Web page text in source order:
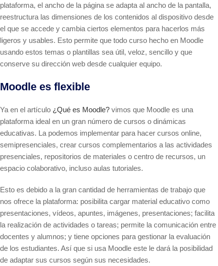
plataforma, el ancho de la página se adapta al ancho de la pantalla,
reestructura las dimensiones de los contenidos al dispositivo desde
el que se accede y cambia ciertos elementos para hacerlos más
ligeros y usables. Esto permite que todo curso hecho en Moodle
usando estos temas o plantillas sea útil, veloz, sencillo y que
conserve su dirección web desde cualquier equipo.
Moodle es flexible
Ya en el artículo ¿Qué es Moodle? vimos que Moodle es una
plataforma ideal en un gran número de cursos o dinámicas
educativas. La podemos implementar para hacer cursos online,
semipresenciales, crear cursos complementarios a las actividades
presenciales, repositorios de materiales o centro de recursos, un
espacio colaborativo, incluso aulas tutoriales.
Esto es debido a la gran cantidad de herramientas de trabajo que
nos ofrece la plataforma: posibilita cargar material educativo como
presentaciones, vídeos, apuntes, imágenes, presentaciones; facilita
la realización de actividades o tareas; permite la comunicación entre
docentes y alumnos; y tiene opciones para gestionar la evaluación
de los estudiantes. Así que si usa Moodle este le dará la posibilidad
de adaptar sus cursos según sus necesidades.